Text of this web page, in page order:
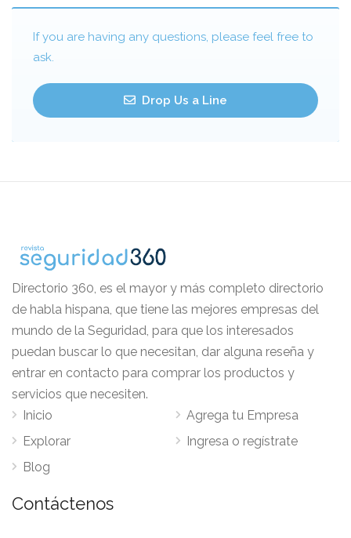
If you are having any questions, please feel free to
ask.
Drop Us a Line
Directorio 360, es el mayor y más completo directorio
de habla hispana, que tiene las mejores empresas del
mundo de la Seguridad, para que los interesados
puedan buscar lo que necesitan, dar alguna reseña y
entrar en contacto para comprar los productos y
servicios que necesiten.
Inicio
Explorar
Blog
Agrega tu Empresa
Ingresa o regístrate
Contáctenos